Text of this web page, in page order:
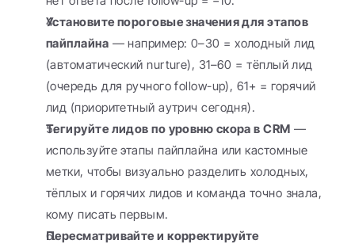
Установите пороговые значения для этапов
пайплайна — например: 0–30 = холодный лид
(автоматический nurture), 31–60 = тёплый лид
(очередь для ручного follow-up), 61+ = горячий
лид (приоритетный аутрич сегодня).
Тегируйте лидов по уровню скора в CRM —
используйте этапы пайплайна или кастомные
метки, чтобы визуально разделить холодных,
тёплых и горячих лидов и команда точно знала,
кому писать первым.
Пересматривайте и корректируйте